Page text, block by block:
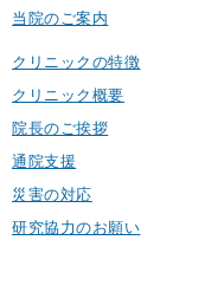
当院のご案内
クリニックの特徴
クリニック概要
院長のご挨拶
通院支援
災害の対応
研究協力のお願い